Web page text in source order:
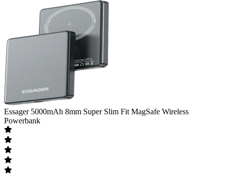
Essager 5000mAh 8mm Super Slim Fit MagSafe Wireless
Powerbank